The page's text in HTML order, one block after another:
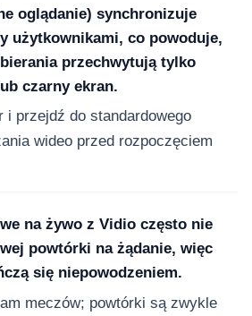
oglądanie) synchronizuje
użytkownikami, co powoduje,
przechwytują tylko
czarny ekran.
i przejdź do standardowego
wideo przed rozpoczęciem
na żywo z Vidio często nie
powtórki na żądanie, więc
się niepowodzeniem.
meczów; powtórki są zwykle